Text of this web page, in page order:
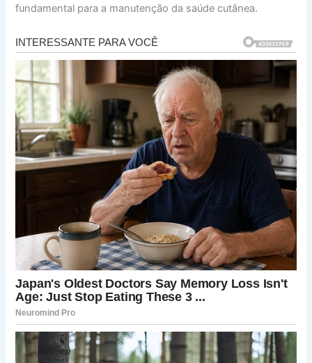
fundamental para a manutenção da saúde cutânea.